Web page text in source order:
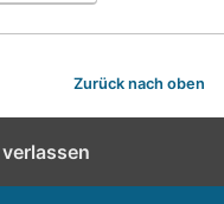
Zurück nach oben